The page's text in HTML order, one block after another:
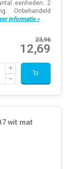
eenheden: 2
Onbehandeld
informatie »
23,96
12,69
wit mat